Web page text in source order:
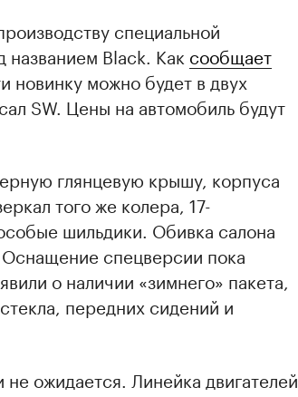
специальной
названием Black. Как сообщает
можно будет в двух
SW. Цены на автомобиль будут
глянцевую крышу, корпуса
того же колера, 17-
шильдики. Обивка салона
спецверсии пока
о наличии «зимнего» пакета,
передних сидений и
ожидается. Линейка двигателей